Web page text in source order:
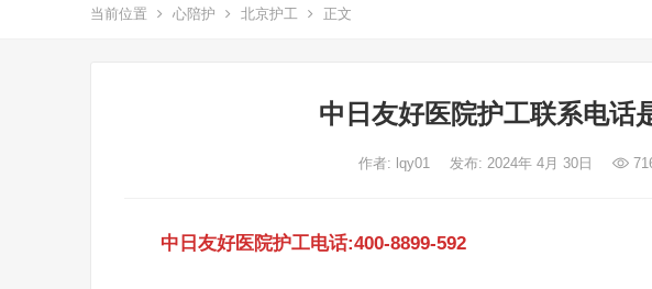
当前位置 心陪护 北京护工 正文
中日友好医院护工联系电话
作者: lqy01 发布: 2024年 4月 30日
中日友好医院护工电话:400-8899-592